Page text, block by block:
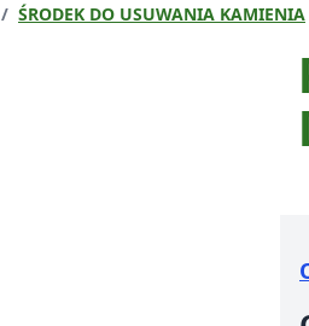
/ ŚRODEK DO USUWANIA KAMIENIA